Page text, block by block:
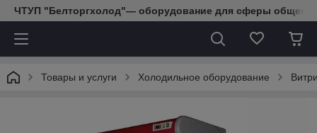
ЧТУП "Белторгхолод"— оборудование для сферы
Товары и услуги Холодильное оборудование